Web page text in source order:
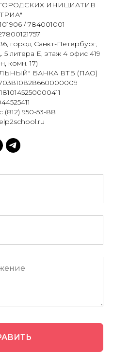
ИНИЦИАТИВ
/ 784001001
город Санкт-Петербург,
литера Е, этаж 4 офис 419
комн. 17)
БАНКА ВТБ (ПАО)
950-53-88